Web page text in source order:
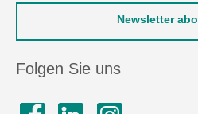
Newsletter
Folgen Sie uns